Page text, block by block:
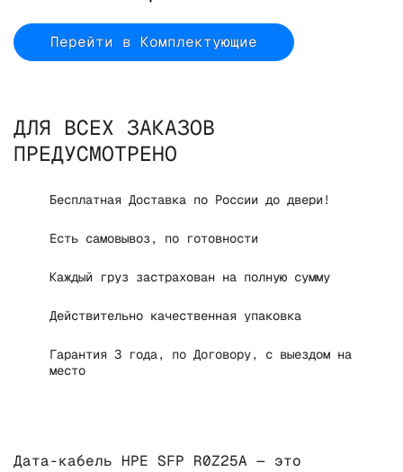
Перейти в Комплектующие
ДЛЯ ВСЕХ ЗАКАЗОВ
ПРЕДУСМОТРЕНО
Бесплатная Доставка по России до двери!
Есть самовывоз, по готовности
Каждый груз застрахован на полную сумму
Действительно качественная упаковка
Гарантия 3 года, по Договору, с выездом на
место
Дата-кабель HPE SFP R0Z25A — это